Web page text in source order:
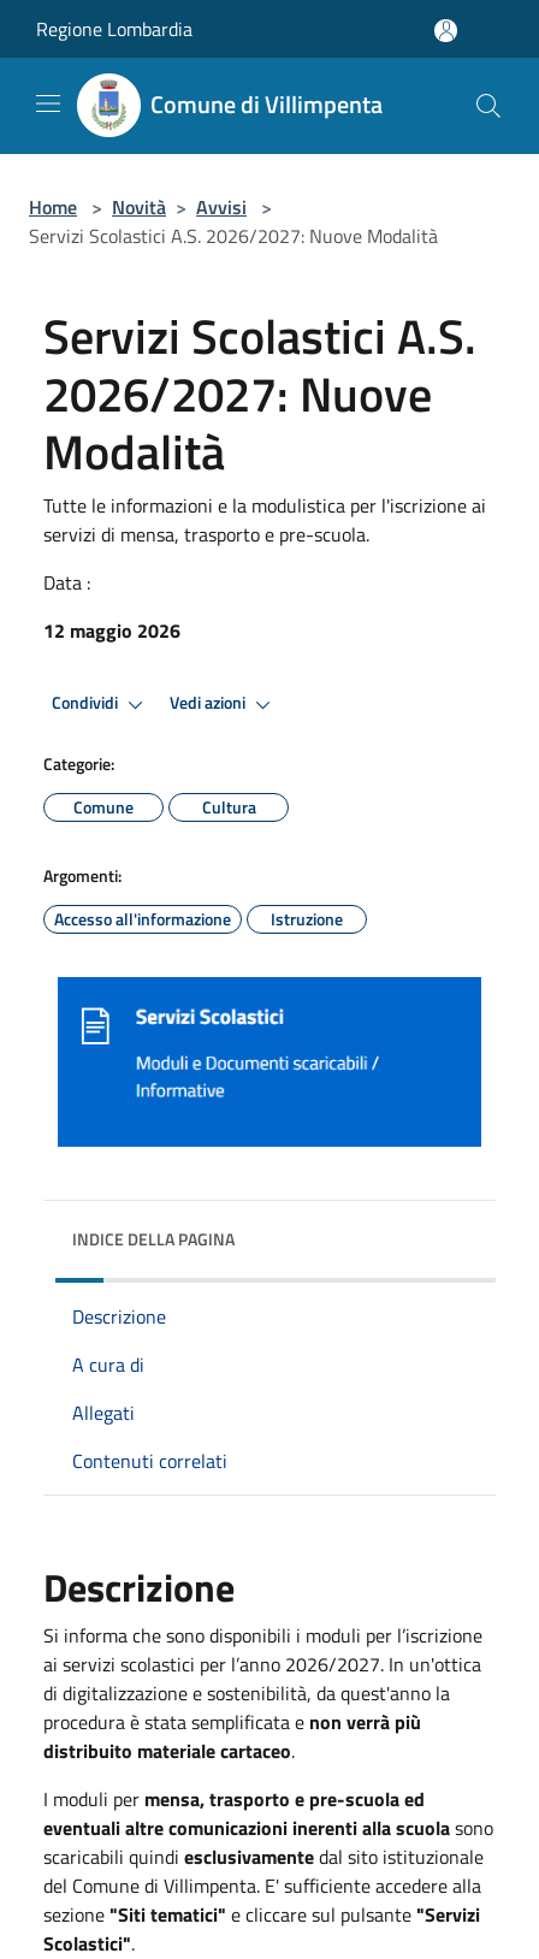
Regione Lombardia
Comune di Villimpenta
Home > Novità > Avvisi >
Servizi Scolastici A.S. 2026/2027: Nuove Modalità
Servizi Scolastici A.S.
2026/2027: Nuove
Modalità
Tutte le informazioni e la modulistica per l'iscrizione ai
servizi di mensa, trasporto e pre-scuola.
Data :
12 maggio 2026
Condividi Vedi azioni
Categorie:
Comune
Cultura
Argomenti:
Accesso all'informazione
Istruzione
INDICE DELLA PAGINA
Descrizione
A cura di
Allegati
Contenuti correlati
Descrizione
Si informa che sono disponibili i moduli per l’iscrizione
ai servizi scolastici per l’anno 2026/2027. In un'ottica
di digitalizzazione e sostenibilità, da quest'anno la
procedura è stata semplificata e non verrà più
distribuito materiale cartaceo.
I moduli per mensa, trasporto e pre-scuolaed
eventuali altre comunicazioni inerenti alla scuolasono
scaricabili quindi esclusivamentedal sito istituzionale
del Comune di Villimpenta. E' sufficiente accedere alla
sezione"Siti tematici" e cliccare sul pulsante"Servizi
Scolastici".